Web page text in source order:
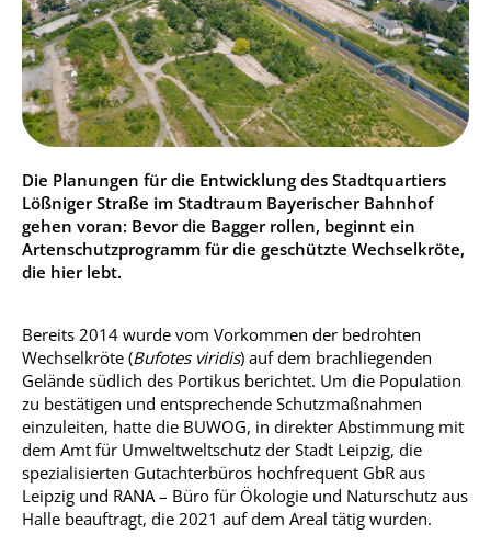
Die Planungen für die Entwicklung des Stadtquartiers
Lößniger Straße im Stadtraum Bayerischer Bahnhof
gehen voran: Bevor die Bagger rollen, beginnt ein
Artenschutzprogramm für die geschützte Wechselkröte,
die hier lebt.
Bereits 2014 wurde vom Vorkommen der bedrohten
Wechselkröte (Bufotes viridis) auf dem brachliegenden
Gelände südlich des Portikus berichtet. Um die Population
zu bestätigen und entsprechende Schutzmaßnahmen
einzuleiten, hatte die BUWOG, in direkter Abstimmung mit
dem Amt für Umweltweltschutz der Stadt Leipzig, die
spezialisierten Gutachterbüros hochfrequent GbR aus
Leipzig und RANA – Büro für Ökologie und Naturschutz aus
Halle beauftragt, die 2021 auf dem Areal tätig wurden.